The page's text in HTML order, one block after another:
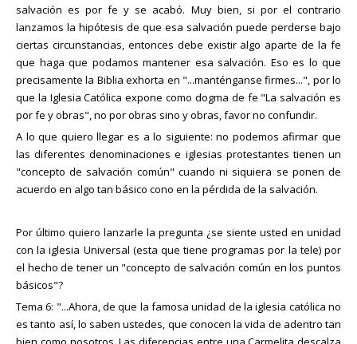
salvación es por fe y se acabó. Muy bien, si por el contrario
lanzamos la hipótesis de que esa salvación puede perderse bajo
ciertas circunstancias, entonces debe existir algo aparte de la fe
que haga que podamos mantener esa salvación. Eso es lo que
precisamente la Biblia exhorta en "...manténganse firmes...", por lo
que la Iglesia Católica expone como dogma de fe "La salvación es
por fe y obras", no por obras sino y obras, favor no confundir.
A lo que quiero llegar es a lo siguiente: no podemos afirmar que
las diferentes denominaciones e iglesias protestantes tienen un
"concepto de salvación común" cuando ni siquiera se ponen de
acuerdo en algo tan básico cono en la pérdida de la salvación.
Por último quiero lanzarle la pregunta ¿se siente usted en unidad
con la iglesia Universal (esta que tiene programas por la tele) por
el hecho de tener un "concepto de salvación común en los puntos
básicos"?
Tema 6: "...Ahora, de que la famosa unidad de la iglesia católica no
es tanto así, lo saben ustedes, que conocen la vida de adentro tan